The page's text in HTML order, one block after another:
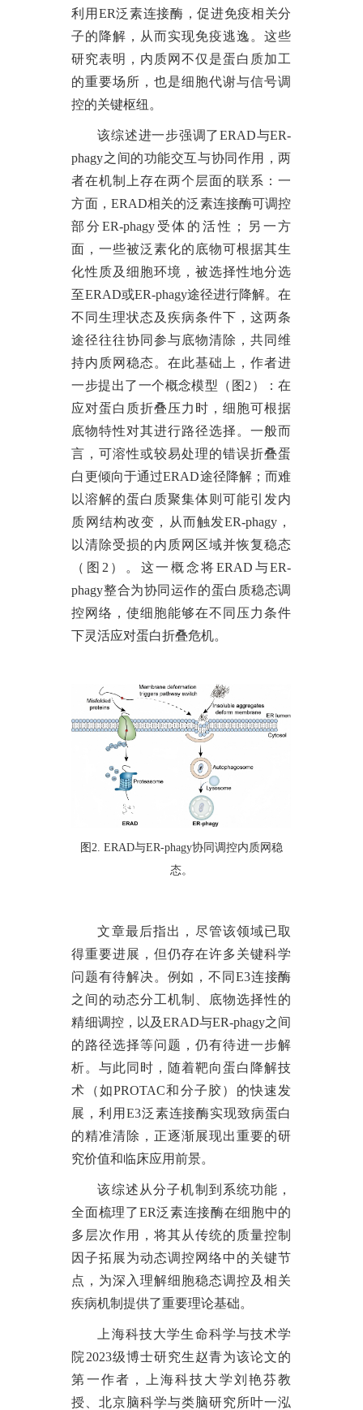
利用ER泛素连接酶，促进免疫相关分
子的降解，从而实现免疫逃逸。这些
研究表明，内质网不仅是蛋白质加工
的重要场所，也是细胞代谢与信号调
控的关键枢纽。
该综述进一步强调了ERAD与ER-
phagy之间的功能交互与协同作用，两
者在机制上存在两个层面的联系：一
方面，ERAD相关的泛素连接酶可调控
部分ER-phagy受体的活性；另一方
面，一些被泛素化的底物可根据其生
化性质及细胞环境，被选择性地分选
至ERAD或ER-phagy途径进行降解。在
不同生理状态及疾病条件下，这两条
途径往往协同参与底物清除，共同维
持内质网稳态。在此基础上，作者进
一步提出了一个概念模型（ 图2 ）：在
应对蛋白质折叠压力时，细胞可根据
底物特性对其进行路径选择。一般而
言，可溶性或较易处理的错误折叠蛋
白更倾向于通过ERAD途径降解；而难
以溶解的蛋白质聚集体则可能引发内
质网结构改变，从而触发ER-phagy，
以清除受损的内质网区域并恢复稳态
（图2）。 这一概念将ERAD与ER-
phagy整合为协同运作的蛋白质稳态调
控网络，使细胞能够在不同压力条件
下灵活应对蛋白折叠危机。
图 2. ERAD与ER-phagy协同调控内质网稳
态。
文章最后指出，尽管该领域已取
得重要进展，但仍存在许多关键科学
问题有待解决。例如，不同 E3连接酶
之间的动态分工机制、底物选择性的
精细调控，以及ERAD与ER-phagy之间
的路径选择等问题，仍有待进一步解
析。与此同时，随着靶向蛋白降解技
术（如PROTAC和分子胶）的快速发
展，利用E3泛素连接酶实现致病蛋白
的精准清除，正逐渐展现出重要的研
究价值和临床应用前景。
该综述从分子机制到系统功能，
全面梳理了ER泛素连接酶在细胞中的
多层次作用，将其从传统的质量控制
因子拓展为动态调控网络中的关键节
点，为深入理解细胞稳态调控及相关
疾病机制提供了重要理论基础。
上海科技大学生命科学与技术学
院 2023级博士研究生赵青为该论文的
第一作者，上海科技大学刘艳芬教
授、北京脑科学与类脑研究所叶一泓